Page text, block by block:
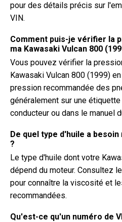
pour des détails précis sur
VIN.
Comment puis-je vérifier la
ma Kawasaki Vulcan 800
Vous pouvez vérifier la
Kawasaki Vulcan 800 (1999)
pression recommandée des
généralement sur une
conducteur ou dans le manuel
De quel type d'huile a besoin
?
Le type d'huile dont votre
dépend du moteur. Consultez
pour connaître la viscosité et
recommandées.
Qu'est-ce qu'un numéro de